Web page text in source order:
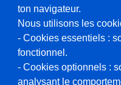
ton navigateur.
Nous utilisons les
- Cookies essentiels :
fonctionnel.
- Cookies optionnels :
analysant le